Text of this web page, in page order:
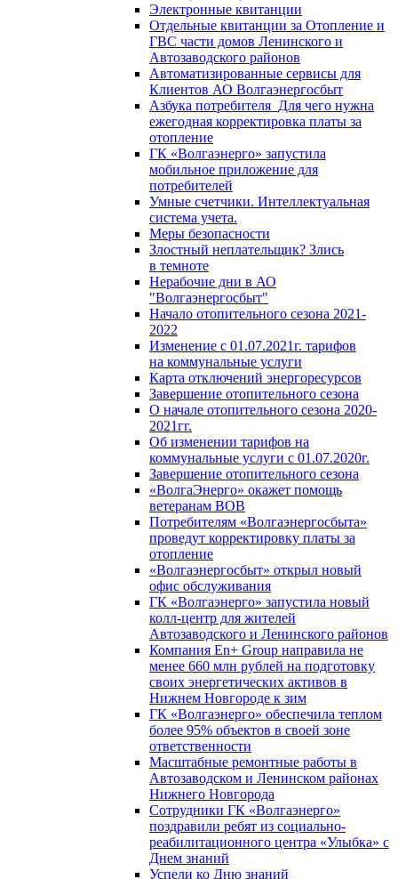
Электронные квитанции
Отдельные квитанции за Отопление и
ГВС части домов Ленинского и
Автозаводского районов
Автоматизированные сервисы для
Клиентов АО Волгаэнергосбыт
Азбука потребителя_Для чего нужна
ежегодная корректировка платы за
отопление
ГК «Волгаэнерго» запустила
мобильное приложение для
потребителей
Умные счетчики. Интеллектуальная
система учета.
Меры безопасности
Злостный неплательщик? Злись
в темноте
Нерабочие дни в АО
"Волгаэнергосбыт"
Начало отопительного сезона 2021-
2022
Изменение с 01.07.2021г. тарифов
на коммунальные услуги
Карта отключений энергоресурсов
Завершение отопительного сезона
О начале отопительного сезона 2020-
2021гг.
Об изменении тарифов на
коммунальные услуги с 01.07.2020г.
Завершение отопительного сезона
«ВолгаЭнерго» окажет помощь
ветеранам ВОВ
Потребителям «Волгаэнергосбыта»
проведут корректировку платы за
отопление
«Волгаэнергосбыт» открыл новый
офис обслуживания
ГК «Волгаэнерго» запустила новый
колл-центр для жителей
Автозаводского и Ленинского районов
Компания En+ Group направила не
менее 660 млн рублей на подготовку
своих энергетических активов в
Нижнем Новгороде к зим
ГК «Волгаэнерго» обеспечила теплом
более 95% объектов в своей зоне
ответственности
Масштабные ремонтные работы в
Автозаводском и Ленинском районах
Нижнего Новгорода
Сотрудники ГК «Волгаэнерго»
поздравили ребят из социально-
реабилитационного центра «Улыбка» с
Днем знаний
Успели ко Дню знаний